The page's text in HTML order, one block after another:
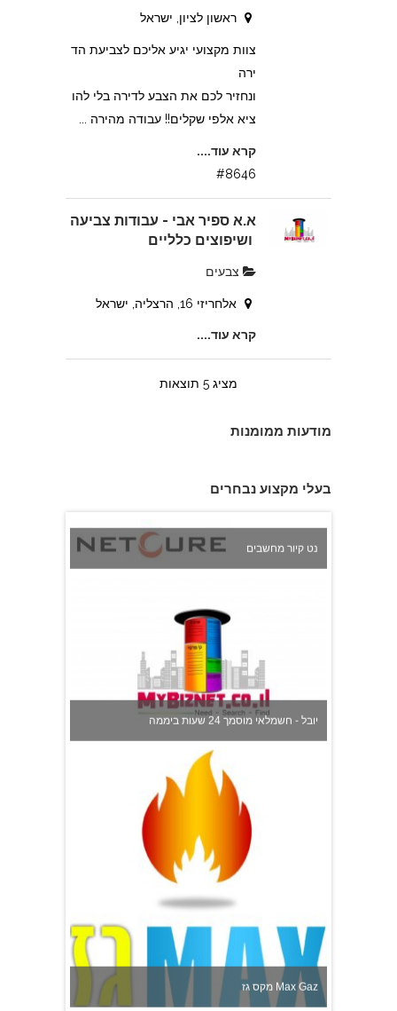
ראשון לציון, ישראל
צוות מקצועי יגיע אליכם לצביעת הד
ירה
ונחזיר לכם את הצבע לדירה בלי להו
ציא אלפי שקלים!! עבודה מהירה ...
קרא עוד....
#8646
א.א ספיר אבי - עבודות צביעה
ושיפוצים כלליים
צבעים
אלחריזי 16, הרצליה, ישראל
קרא עוד....
מציג 5 תוצאות
מודעות ממומנות
בעלי מקצוע נבחרים
עבודה עברית
נט קיור מחשבים
יובל - חשמלאי מוסמך 24 שעות ביממה
מקס גז Max Gaz